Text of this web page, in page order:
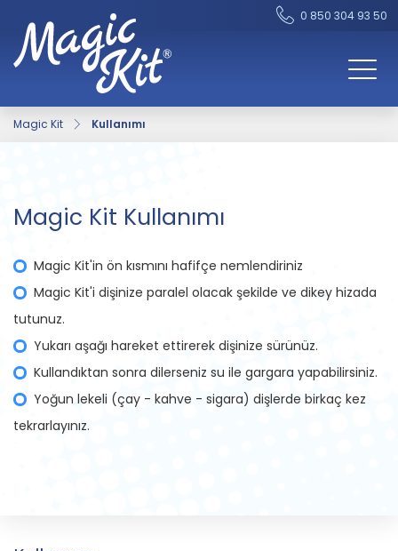
0 850 304 93 50
Magic Kit Kullanımı
Magic Kit Kullanımı
Magic Kit'in ön kısmını hafifçe nemlendiriniz
Magic Kit'i dişinize paralel olacak şekilde ve dikey hizada
tutunuz.
Yukarı aşağı hareket ettirerek dişinize sürünüz.
Kullandıktan sonra dilerseniz su ile gargara yapabilirsiniz.
Yoğun lekeli (çay - kahve - sigara) dişlerde birkaç kez
tekrarlayınız.